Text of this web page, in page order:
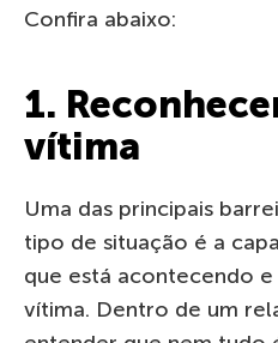
Confira abaixo:
1.
vítima
Uma das principais
tipo de situação é a
que está acontecendo
vítima. Dentro de um